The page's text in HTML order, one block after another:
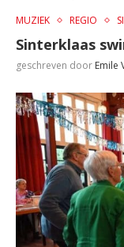
MUZIEK REGIO
Sinterklaas
geschreven door Emile